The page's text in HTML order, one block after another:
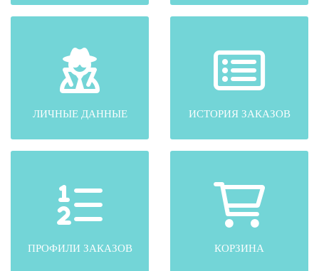
ЛИЧНЫЕ ДАННЫЕ ИСТОРИЯ ЗАКАЗОВ
ПРОФИЛИ ЗАКАЗОВ КОРЗИНА